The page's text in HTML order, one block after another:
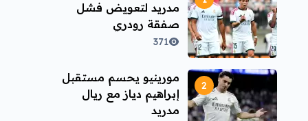
مدريد لتعويض فشل
صفقة رودري
371
مورينيو يحسم مستقبل
إبراهيم دياز مع ريال
مدريد